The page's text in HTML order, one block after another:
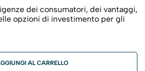
dei consumatori, dei vantaggi,
opzioni di investimento per gli
AL CARRELLO